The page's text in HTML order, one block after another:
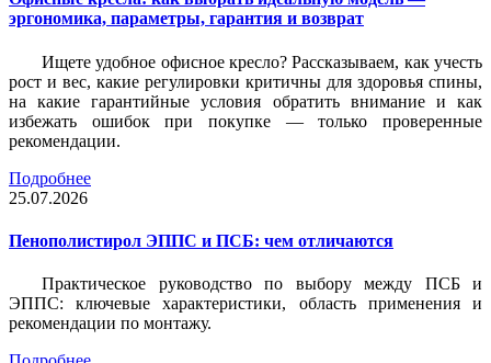
эргономика, параметры, гарантия и возврат
Ищете удобное офисное кресло? Рассказываем, как учесть
рост и вес, какие регулировки критичны для здоровья спины,
на какие гарантийные условия обратить внимание и как
избежать ошибок при покупке — только проверенные
рекомендации.
Подробнее
25.07.2026
Пенополистирол ЭППС и ПСБ: чем отличаются
Практическое руководство по выбору между ПСБ и
ЭППС: ключевые характеристики, область применения и
рекомендации по монтажу.